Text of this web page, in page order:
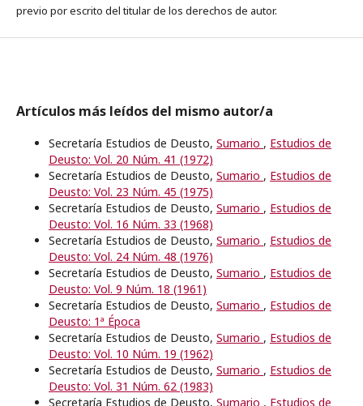
previo por escrito del titular de los derechos de autor.
Artículos más leídos del mismo autor/a
Secretaría Estudios de Deusto, Sumario , Estudios de
Deusto: Vol. 20 Núm. 41 (1972)
Secretaría Estudios de Deusto, Sumario , Estudios de
Deusto: Vol. 23 Núm. 45 (1975)
Secretaría Estudios de Deusto, Sumario , Estudios de
Deusto: Vol. 16 Núm. 33 (1968)
Secretaría Estudios de Deusto, Sumario , Estudios de
Deusto: Vol. 24 Núm. 48 (1976)
Secretaría Estudios de Deusto, Sumario , Estudios de
Deusto: Vol. 9 Núm. 18 (1961)
Secretaría Estudios de Deusto, Sumario , Estudios de
Deusto: 1ª Época
Secretaría Estudios de Deusto, Sumario , Estudios de
Deusto: Vol. 10 Núm. 19 (1962)
Secretaría Estudios de Deusto, Sumario , Estudios de
Deusto: Vol. 31 Núm. 62 (1983)
Secretaría Estudios de Deusto, Sumario , Estudios de